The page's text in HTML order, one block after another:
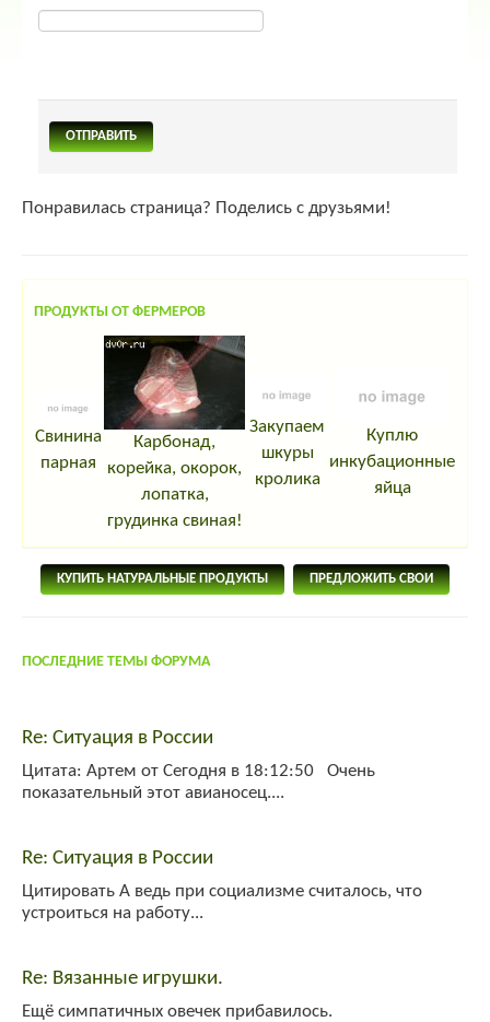
ОТПРАВИТЬ
Понравилась страница? Поделись с друзьями!
ПРОДУКТЫ ОТ ФЕРМЕРОВ
Свинина
парная
Карбонад,
корейка, окорок,
лопатка,
грудинка свиная!
Закупаем
шкуры
кролика
Куплю
инкубационные
яйца
КУПИТЬ НАТУРАЛЬНЫЕ ПРОДУКТЫ ПРЕДЛОЖИТЬ СВОИ
ПОСЛЕДНИЕ ТЕМЫ ФОРУМА
Re: Ситуация в России
Цитата: Артем от Сегодня в 18:12:50 Очень
показательный этот авианосец....
Re: Ситуация в России
Цитировать А ведь при социализме считалось, что
устроиться на работу...
Re: Вязанные игрушки.
Ещё симпатичных овечек прибавилось.